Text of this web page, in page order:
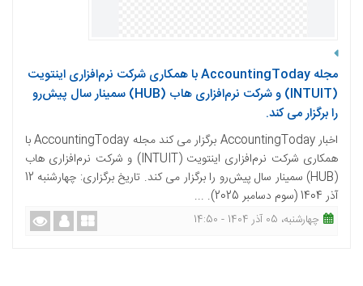
مجله AccountingToday با همکاری شرکت نرم‌افزاری اینتویت
(INTUIT) و شرکت نرم‌افزاری هاب (HUB) سمینار سال پیش‌رو
را برگزار می کند.
اخبار AccountingToday برگزار می کند مجله AccountingToday با
همکاری شرکت نرم‌افزاری اینتویت (INTUIT) و شرکت نرم‌افزاری هاب
(HUB) سمینار سال پیش‌رو را برگزار می کند. تاریخ برگزاری: چهارشنبه 12
آذر 1404 (سوم دسامبر 2025). ...
چهارشنبه، 05 آذر 1404 - 14:50